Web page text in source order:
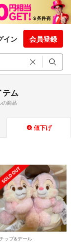
イン 会員登録
テム
の商品
値下げ
ップ&デール